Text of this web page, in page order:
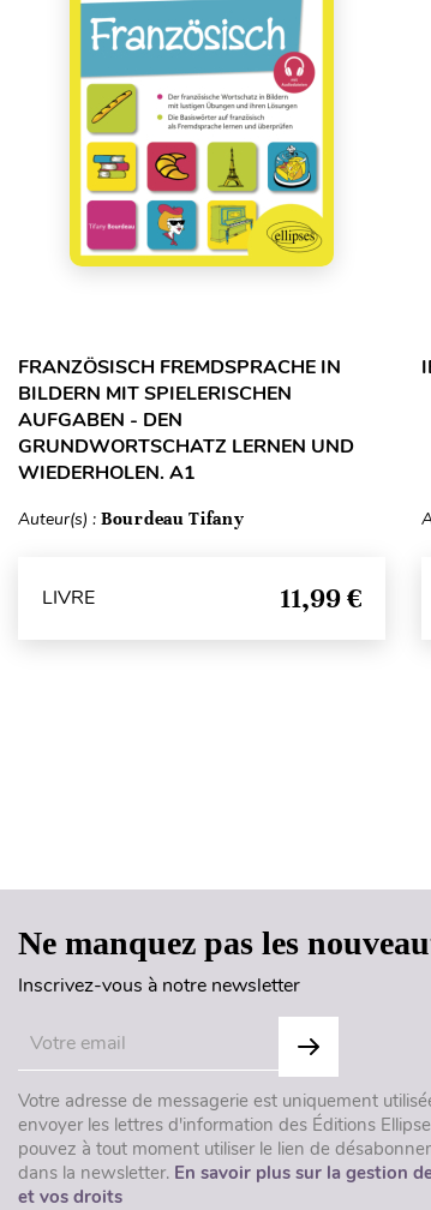
FRANZÖSISCH FREMDSPRACHE IN
BILDERN MIT SPIELERISCHEN
AUFGABEN - DEN
GRUNDWORTSCHATZ LERNEN UND
WIEDERHOLEN. A1
Auteur(s) : Bourdeau Tifany
LIVRE 11,99 €
Ne manquez pas les
Inscrivez-vous à notre newsletter
Votre adresse de messagerie est uniquement
envoyer les lettres d'information des Éditions
pouvez à tout moment utiliser le lien de
dans la newsletter. En savoir plus sur la gestion
et vos droits